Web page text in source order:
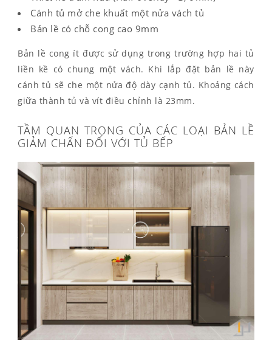
Cánh tủ mở che khuất một nửa vách tủ
Bản lề có chỗ cong cao 9mm
Bản lề cong ít được sử dụng trong trường hợp hai tủ
liền kề có chung một vách. Khi lắp đặt bản lề này
cánh tủ sẽ che một nửa độ dày cạnh tủ. Khoảng cách
giữa thành tủ và vít điều chỉnh là 23mm.
TẦM QUAN TRỌNG CỦA CÁC LOẠI BẢN LỀ
GIẢM CHẤN ĐỐI VỚI TỦ BẾP